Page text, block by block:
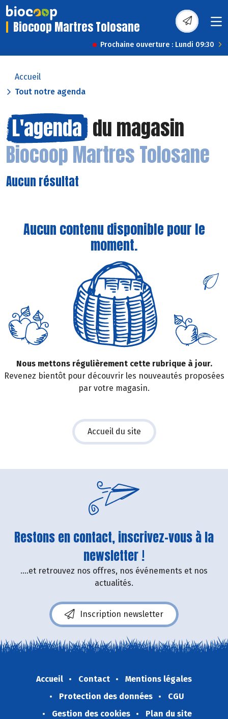
Biocoop Martres Tolosane
Prochaine ouverture : Lundi 09:30
Accueil
Tout notre agenda
L'agenda du magasin
Biocoop Martres Tolosane
Aucun résultat
Aucun contenu disponible pour le
moment.
Nous mettons régulièrement cette rubrique à jour.
Revenez bientôt pour découvrir les nouveautés proposées
par votre magasin.
Accueil du site
Restons en contact, inscrivez-vous à la
newsletter !
....et retrouvez nos offres, nos événements et nos
actualités.
Inscription newsletter
Accueil Contact
Mentions légales
Protection des données
CGU
Gestion des cookies
Plan du site